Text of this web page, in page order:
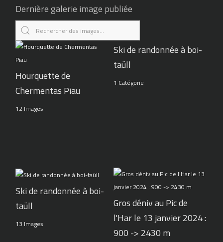
Dernière galerie image publiée
Hourquette de
Chermentas Piau
12 Images
Ski de randonnée à boi-
taüll
1 Catégorie
Ski de randonnée à boi-
taüll
13 Images
Gros déniv au Pic de
l'Har le 13 janvier 2024 :
900 -> 2430 m